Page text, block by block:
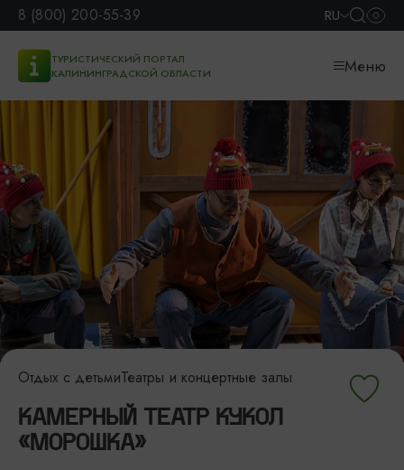
8 (800) 200-55-39 RU
ТУРИСТИЧЕСКИЙ ПОРТАЛ
КАЛИНИНГРАДСКОЙ ОБЛАСТИ
Меню
Отдых с детьмиТеатры и концертные залы
КАМЕРНЫЙ ТЕАТР КУКОЛ
«МОРОШКА»